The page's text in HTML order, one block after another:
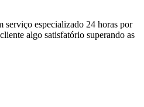
serviço especializado 24 horas por
algo satisfatório superando as